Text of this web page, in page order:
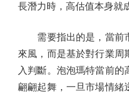
長潛力時，高估值本身就
需要指出的是，當前
來風，而是基於對行業周
入判斷。泡泡瑪特當前的
翩翩起舞，一旦市場情緒